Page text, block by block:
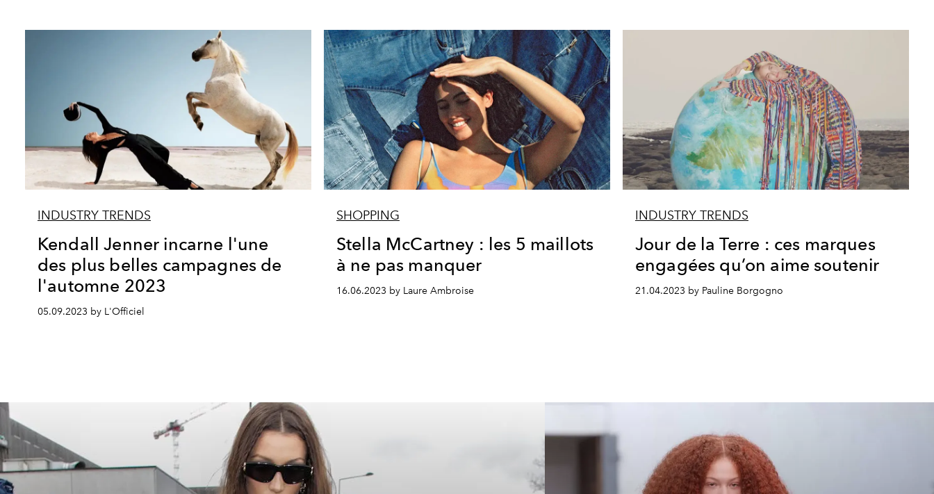
INDUSTRY TRENDS
Kendall Jenner incarne l'une
des plus belles campagnes de
l'automne 2023
05.09.2023 by L'Officiel
SHOPPING
Stella McCartney : les 5 maillots
à ne pas manquer
16.06.2023 by Laure Ambroise
INDUSTRY TRENDS
Jour de la Terre : ces marques
engagées qu’on aime soutenir
21.04.2023 by Pauline Borgogno